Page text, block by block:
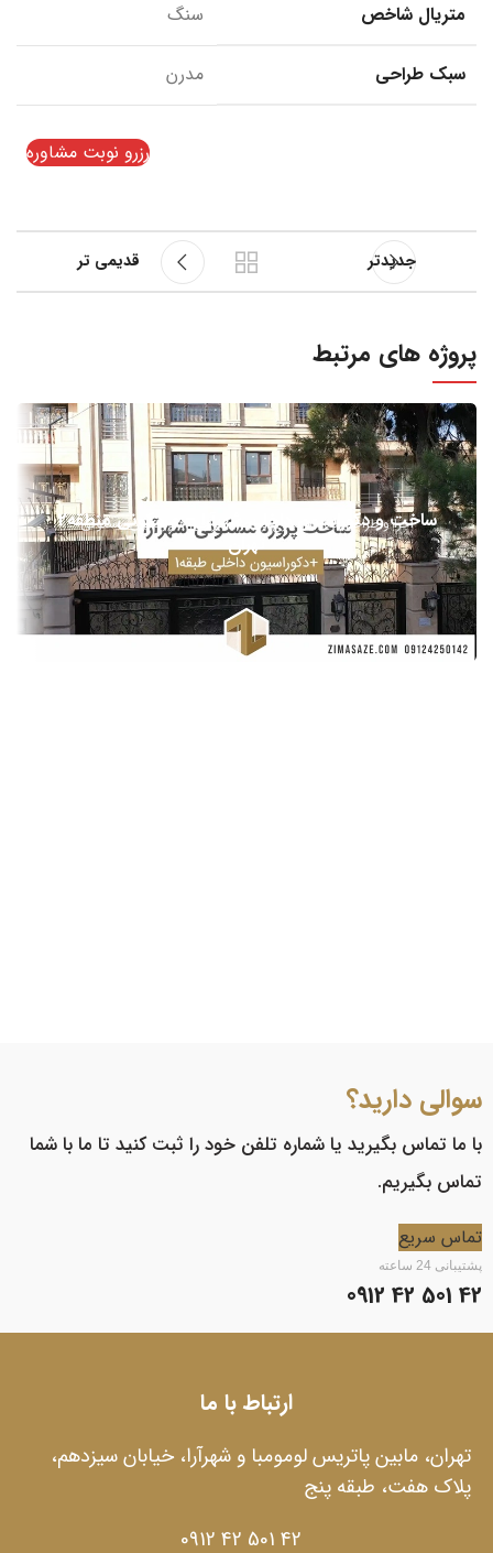
متریال شاخص سنگ
سبک طراحی مدرن
رزرو نوبت مشاوره
جدیدتر قدیمی تر
پروژه های مرتبط
اجرا و طراحی نما بازسازی و اجرا طراحی دکوراسیون مسکونی
ساخت و دکوراسیون داخلی شهرآرا – مسکونی منطقه2
تهران
سوالی دارید؟
با ما تماس بگیرید یا شماره تلفن خود را ثبت کنید تا ما با شما
تماس بگیریم.
تماس سریع
پشتیبانی 24 ساعته
42 501 42 0912
ارتباط با ما
تهران، مابین پاتریس لومومبا و شهرآرا، خیابان سیزدهم،
پلاک هفت، طبقه پنج
42 501 42 0912